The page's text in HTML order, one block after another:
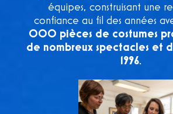
équipes, construisant une
confiance au fil des années
000 pièces de costumes
de nombreux spectacles et
1996.